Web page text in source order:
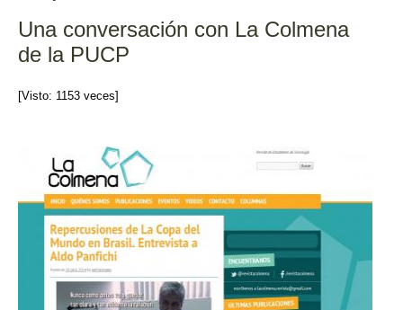
o
k
Una conversación con La Colmena
de la PUCP
[Visto: 1153 veces]